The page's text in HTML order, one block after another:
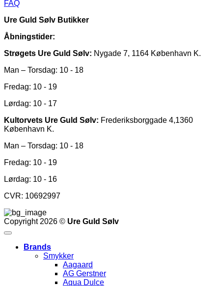
FAQ
Ure Guld Sølv Butikker
Åbningstider:
Strøgets Ure Guld Sølv: Nygade 7, 1164 København K.
Man – Torsdag: 10 - 18
Fredag: 10 - 19
Lørdag: 10 - 17
Kultorvets Ure Guld Sølv: Frederiksborggade 4,1360
København K.
Man – Torsdag: 10 - 18
Fredag: 10 - 19
Lørdag: 10 - 16
CVR: 10692997
Copyright 2026 © Ure Guld Sølv
Brands
Smykker
Aagaard
AG Gerstner
Aqua Dulce